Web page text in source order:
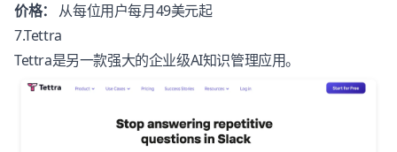
价格：
从每位用户每月49美元起
7.Tettra
Tettra是另一款强大的企业级AI知识管理应用。